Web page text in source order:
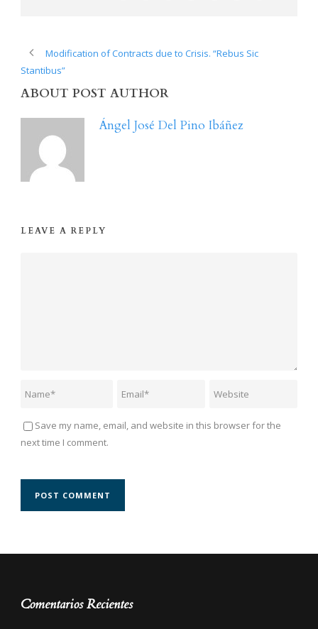
Modification of Contracts due to Crisis. “Rebus Sic
Stantibus”
ABOUT POST AUTHOR
Ángel José Del Pino Ibáñez
LEAVE A REPLY
Save my name, email, and website in this browser for the
next time I comment.
Comentarios Recientes